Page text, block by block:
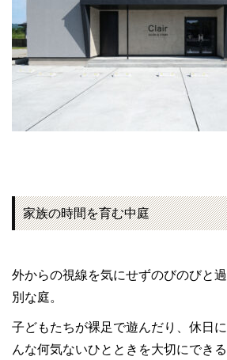
家族の時間を育む中庭
外からの視線を気にせずのびのびと
別な庭。
子どもたちが裸足で遊んだり、休日
んな何気ないひとときを大切にできる